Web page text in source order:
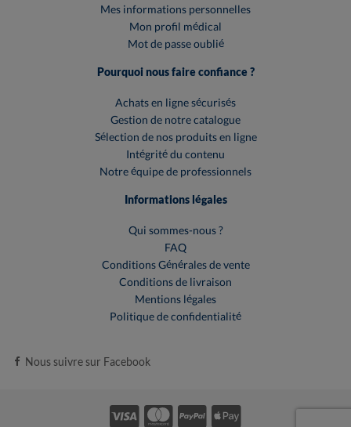
Mes informations personnelles
Mon profil médical
Mot de passe oublié
Pourquoi nous faire confiance ?
Achats en ligne sécurisés
Gestion de notre catalogue
Sélection de nos produits en ligne
Intégrité du contenu
Notre équipe de professionnels
Informations légales
Qui sommes-nous ?
FAQ
Conditions Générales de vente
Conditions de livraison
Mentions légales
Politique de confidentialité
Nous suivre sur Facebook